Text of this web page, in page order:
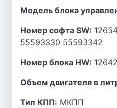
Модель блока
Номер софта SW:
55593330 55593342
Номер блока HW:
Объем двигателя в
Тип КПП: МКПП